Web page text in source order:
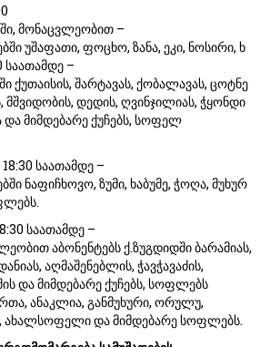
მონაცვლეობით –
უშაფათი, ფოცხო, ზანა, ეკი, ნოსირი, ხ
საათამდე –
ქუთაისის, შარტავას, ქობალავას, ცოტნე
მშვიდობის, დედის, ღვინჯილიას, ჭყონდი
და მიმდებარე ქუჩებს, სოფელ
18:30 საათამდე –
ნაფიჩხოვო, ზუმი, ხაბუმე, ჭოღა, მუხურ
საათამდე –
აბონენტებს ქ.ზუგდიდში ბარამიას,
აღმაშენებლის, ჭავჭავაძის,
და მიმდებარე ქუჩებს, სოფლებს
ანაკლია, განმუხური, ორულუ,
ახალსოფელი და მიმდებარე სოფლებს.